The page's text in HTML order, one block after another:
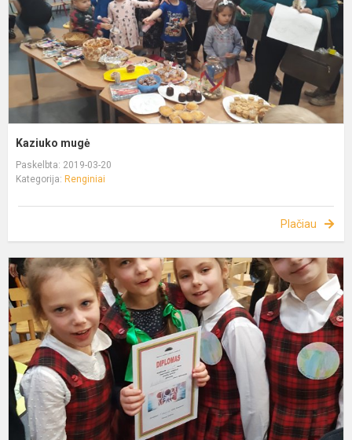
Kaziuko mugė
Paskelbta: 2019-03-20
Kategorija: Renginiai
Plačiau